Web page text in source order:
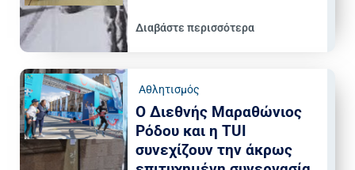
Διαβάστε περισσότερα
Αθλητισμός
Ο Διεθνής Μαραθώνιος
Ρόδου και η TUI
συνεχίζουν την άκρως